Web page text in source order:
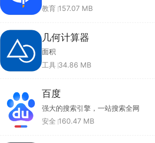
教育 157.07 MB
几何计算器
面积
工具 34.86 MB
百度
强大的搜索引擎，一站搜索全网
安全 160.47 MB